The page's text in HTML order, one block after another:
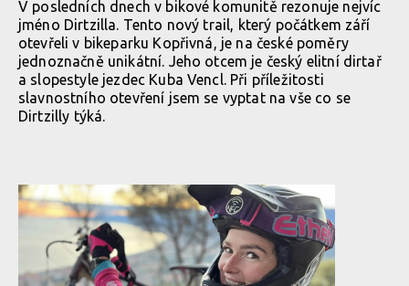
V posledních dnech v bikové komunitě rezonuje nejvíc
jméno Dirtzilla. Tento nový trail, který počátkem září
otevřeli v bikeparku Kopřivná, je na české poměry
jednoznačně unikátní. Jeho otcem je český elitní dirtař
a slopestyle jezdec Kuba Vencl. Při příležitosti
slavnostního otevření jsem se vyptat na vše co se
Dirtzilly týká.